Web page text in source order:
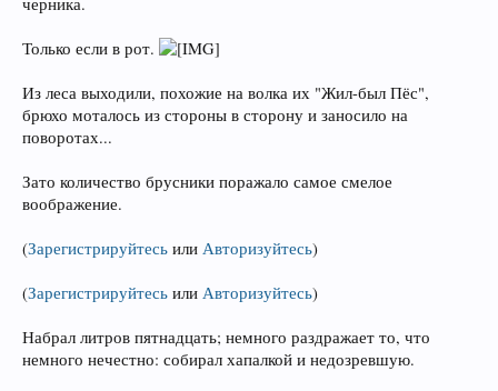
Только если в рот.
Из леса выходили, похожие на волка их "Жил-был Пёс",
брюхо моталось из стороны в сторону и заносило на
поворотах...
Зато количество брусники поражало самое смелое
воображение.
(Зарегистрируйтесь или Авторизуйтесь)
(Зарегистрируйтесь или Авторизуйтесь)
Набрал литров пятнадцать; немного раздражает то, что
немного нечестно: собирал хапалкой и недозревшую.